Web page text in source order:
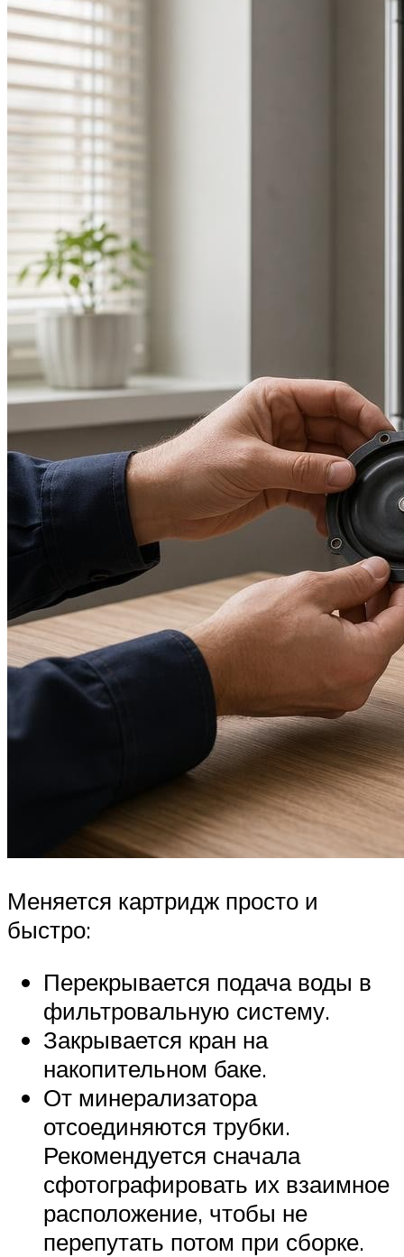
Меняется картридж просто и
быстро:
Перекрывается подача воды в
фильтровальную систему.
Закрывается кран на
накопительном баке.
От минерализатора
отсоединяются трубки.
Рекомендуется сначала
сфотографировать их взаимное
расположение, чтобы не
перепутать потом при сборке.